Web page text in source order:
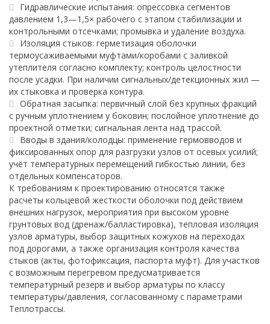
Гидравлические испытания: опрессовка сегментов
давлением 1,3—1,5× рабочего с этапом стабилизации и
контрольными отсечками; промывка и удаление воздуха.
Изоляция стыков: герметизация оболочки
термоусаживаемыми муфтами/коробами с заливкой
утеплителя согласно комплекту; контроль целостности
после усадки. При наличии сигнальных/детекционных жил —
их стыковка и проверка контура.
Обратная засыпка: первичный слой без крупных фракций
с ручным уплотнением у боковин; послойное уплотнение до
проектной отметки; сигнальная лента над трассой.
Вводы в здания/колодцы: применение гермовводов и
фиксированных опор для разгрузки узлов от осевых усилий;
учёт температурных перемещений гибкостью линии, без
отдельных компенсаторов.
К требованиям к проектированию относятся также
расчеты кольцевой жесткости оболочки под действием
внешних нагрузок, мероприятия при высоком уровне
грунтовых вод (дренаж/балластировка), тепловая изоляция
узлов арматуры, выбор защитных кожухов на переходах
под дорогами, а также организация контроля качества
стыков (акты, фотофиксация, паспорта муфт). Для участков
с возможным перегревом предусматривается
температурный резерв и выбор арматуры по классу
температуры/давления, согласованному с параметрами
Теплотрассы.